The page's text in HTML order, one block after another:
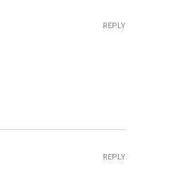
REPLY
REPLY